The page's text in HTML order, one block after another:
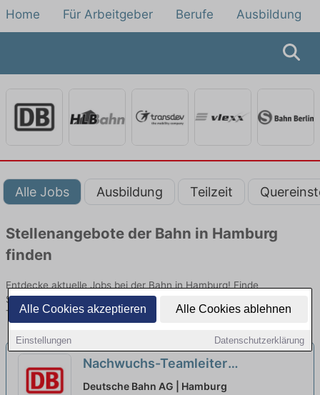
Alle Cookies akzeptieren Alle Cookies ablehnen
Einstellungen Datenschutzerklärung
Home Für Arbeitgeber Berufe Ausbildung
Alle Jobs Ausbildung Teilzeit
Stellenangebote der Bahn in Hamburg
finden
Entdecke aktuelle Jobs bei der Bahn in Hamburg! Finde
Stellenangebote im Schienenpersonenverkehr für Quereinsteiger,
Teilzeit oder Ausbildung.
Nachwuchs-Teamleiter
Instandhaltung (w/m/d)
Deutsche Bahn AG | Hamburg